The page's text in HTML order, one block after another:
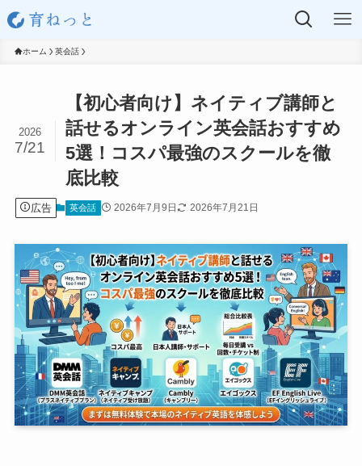
ホーム 英会話
【初心者向け】ネイティブ講師と
話せるオンライン英会話おすすめ
5選！コスパ最強のスクールを徹
底比較
2026
7/21
広告 英会話 2026年7月9日 2026年7月21日